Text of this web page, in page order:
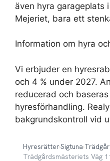
även hyra garageplats
Mejeriet, bara ett
Information om hyra
Vi erbjuder en
och 4 % under 2027.
reducerad och
hyresförhandling.
bakgrundskontroll vid
Hyresrätter›Sigtuna›
Trädgårdsmästeriets Väg